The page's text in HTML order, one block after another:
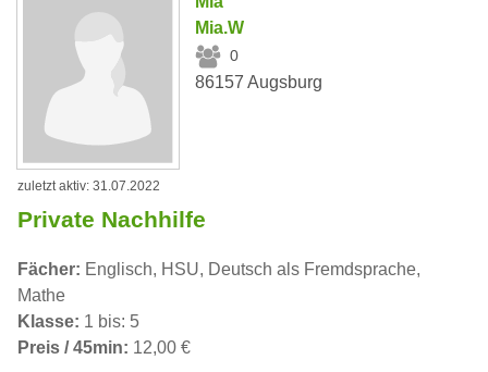
Mia.W
0
86157 Augsburg
zuletzt aktiv: 31.07.2022
Private Nachhilfe
Fächer: Englisch, HSU, Deutsch als Fremdsprache,
Mathe
Klasse: 1 bis: 5
Preis / 45min: 12,00 €